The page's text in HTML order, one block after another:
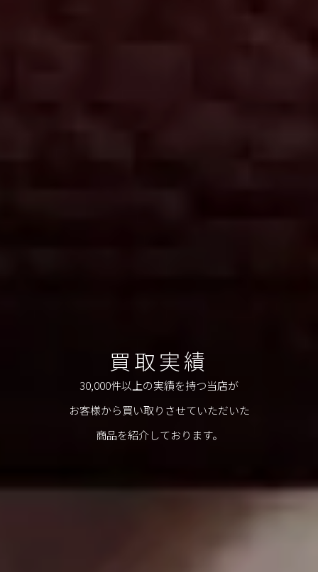
買取実績
30,000件以上の実績を持つ当店が
お客様から買い取りさせていただいた
商品を紹介しております。